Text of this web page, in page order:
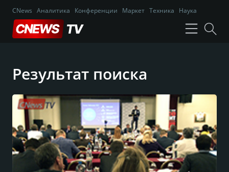
CNews Аналитика Конференции Маркет Техника Наука
Результат поиска